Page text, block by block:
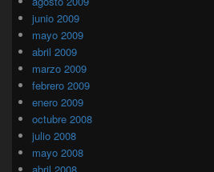
junio 2009
mayo 2009
abril 2009
marzo 2009
febrero 2009
enero 2009
octubre 2008
julio 2008
mayo 2008